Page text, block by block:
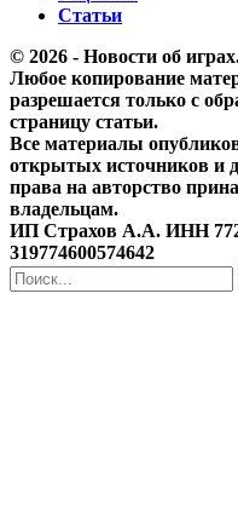
Статьи
© 2026 - Новости об
Любое копирование
разрешается только с
страницу статьи.
Все материалы
открытых источников и
права на авторство
владельцам.
ИП Страхов А.А. ИНН
319774600574642